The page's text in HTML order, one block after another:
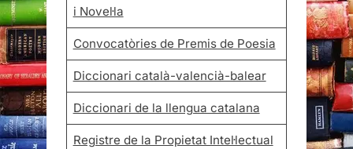
i Novel·la
Convocatòries de Premis de Poesia
Diccionari català-valencià-balear
Diccionari de la llengua catalana
Registre de la Propietat Intel·lectual